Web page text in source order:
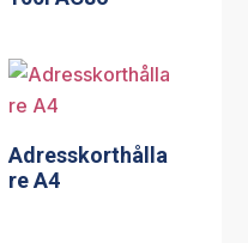
Adresskorthålla
re A4